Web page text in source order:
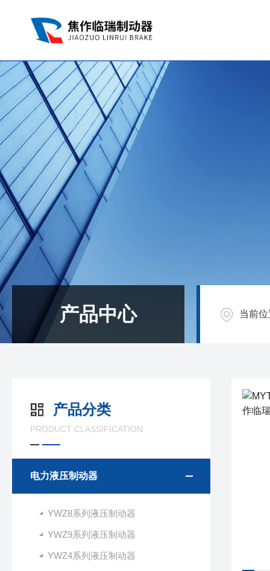
产品中心 当前
产品分类
PRODUCT CLASSIFICATION
电力液压制动器
YWZ8系列液压制动器
YWZ9系列液压制动器
YWZ4系列液压制动器